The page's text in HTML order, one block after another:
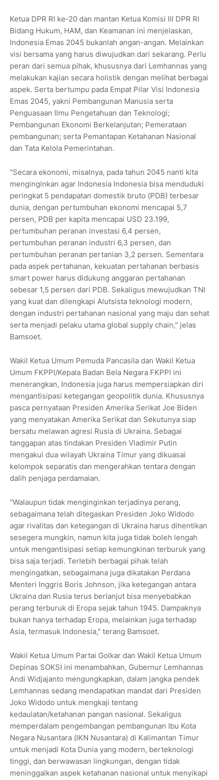
Ketua DPR RI ke-20 dan mantan Ketua Komisi III DPR RI
Bidang Hukum, HAM, dan Keamanan ini menjelaskan,
Indonesia Emas 2045 bukanlah angan-angan. Melainkan
visi bersama yang harus diwujudkan dari sekarang. Perlu
peran dari semua pihak, khususnya dari Lemhannas yang
melakukan kajian secara holistik dengan melihat berbagai
aspek. Serta bertumpu pada Empat Pilar Visi Indonesia
Emas 2045, yakni Pembangunan Manusia serta
Penguasaan Ilmu Pengetahuan dan Teknologi;
Pembangunan Ekonomi Berkelanjutan; Pemerataan
pembangunan; serta Pemantapan Ketahanan Nasional
dan Tata Kelola Pemerintahan.
"Secara ekonomi, misalnya, pada tahun 2045 nanti kita
menginginkan agar Indonesia Indonesia bisa menduduki
peringkat 5 pendapatan domestik bruto (PDB) terbesar
dunia, dengan pertumbuhan ekonomi mencapai 5,7
persen, PDB per kapita mencapai USD 23.199,
pertumbuhan peranan investasi 6,4 persen,
pertumbuhan peranan industri 6,3 persen, dan
pertumbuhan peranan pertanian 3,2 persen. Sementara
pada aspek pertahanan, kekuatan pertahanan berbasis
smart power harus didukung anggaran pertahanan
sebesar 1,5 persen dari PDB. Sekaligus mewujudkan TNI
yang kuat dan dilengkapi Alutsista teknologi modern,
dengan industri pertahanan nasional yang maju dan sehat
serta menjadi pelaku utama global supply chain," jelas
Bamsoet.
Wakil Ketua Umum Pemuda Pancasila dan Wakil Ketua
Umum FKPPI/Kepala Badan Bela Negara FKPPI ini
menerangkan, Indonesia juga harus mempersiapkan diri
mengantisipasi ketegangan geopolitik dunia. Khususnya
pasca pernyataan Presiden Amerika Serikat Joe Biden
yang menyatakan Amerika Serikat dan Sekutunya siap
bersatu melawan agresi Rusia di Ukraina. Sebagai
tanggapan atas tindakan Presiden Vladimir Putin
mengakui dua wilayah Ukraina Timur yang dikuasai
kelompok separatis dan mengerahkan tentara dengan
dalih penjaga perdamaian.
"Walaupun tidak menginginkan terjadinya perang,
sebagaimana telah ditegaskan Presiden Joko Widodo
agar rivalitas dan ketegangan di Ukraina harus dihentikan
sesegera mungkin, namun kita juga tidak boleh lengah
untuk mengantisipasi setiap kemungkinan terburuk yang
bisa saja terjadi. Terlebih berbagai pihak telah
mengingatkan, sebagaimana juga dikatakan Perdana
Menteri Inggris Boris Johnson, jika ketegangan antara
Ukraina dan Rusia terus berlanjut bisa menyebabkan
perang terburuk di Eropa sejak tahun 1945. Dampaknya
bukan hanya terhadap Eropa, melainkan juga terhadap
Asia, termasuk Indonesia," terang Bamsoet.
Wakil Ketua Umum Partai Golkar dan Wakil Ketua Umum
Depinas SOKSI ini menambahkan, Gubernur Lemhannas
Andi Widjajanto mengungkapkan, dalam jangka pendek
Lemhannas sedang mendapatkan mandat dari Presiden
Joko Widodo untuk mengkaji tentang
kedaulatan/ketahanan pangan nasional. Sekaligus
memperdalam pengembangan pembangunan Ibu Kota
Negara Nusantara (IKN Nusantara) di Kalimantan Timur
untuk menjadi Kota Dunia yang modern, berteknologi
tinggi, dan berwawasan lingkungan, dengan tidak
meninggalkan aspek ketahanan nasional untuk menyikapi